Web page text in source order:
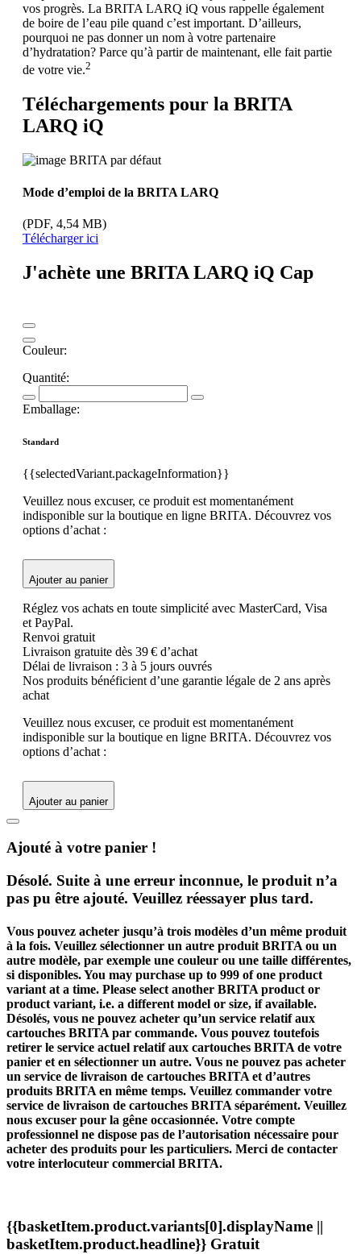
vos progrès. La BRITA LARQ iQ vous rappelle également
de boire de l’eau pile quand c’est important. D’ailleurs,
pourquoi ne pas donner un nom à votre partenaire
d’hydratation? Parce qu’à partir de maintenant, elle fait partie
de votre vie.2
Téléchargements pour la BRITA
LARQ iQ
Mode d’emploi de la BRITA LARQ
(PDF, 4,54 MB)
Télécharger ici
J'achète une BRITA LARQ iQ Cap
Couleur:
Quantité:
Emballage:
Standard
{{selectedVariant.packageInformation}}
Veuillez nous excuser, ce produit est momentanément
indisponible sur la boutique en ligne BRITA. Découvrez vos
options d’achat :
Ajouter au panier
Réglez vos achats en toute simplicité avec MasterCard, Visa
et PayPal.
Renvoi gratuit
Livraison gratuite dès 39 € d’achat
Délai de livraison : 3 à 5 jours ouvrés
Nos produits bénéficient d’une garantie légale de 2 ans après
achat
Veuillez nous excuser, ce produit est momentanément
indisponible sur la boutique en ligne BRITA. Découvrez vos
options d’achat :
Ajouter au panier
Ajouté à votre panier !
Désolé. Suite à une erreur inconnue, le produit n’a
pas pu être ajouté. Veuillez réessayer plus tard.
Vous pouvez acheter jusqu’à trois modèles d’un même produit
à la fois. Veuillez sélectionner un autre produit BRITA ou un
autre modèle, par exemple une couleur ou une taille différentes,
si disponibles.You may purchase up to 999 of one product
variant at a time. Please select another BRITA product or
product variant, i.e. a different model or size, if available.
Désolés, vous ne pouvez acheter qu’un service relatif aux
cartouches BRITA par commande. Vous pouvez toutefois
retirer le service actuel relatif aux cartouches BRITA de votre
panier et en sélectionner un autre. Vous ne pouvez pas acheter
un service de livraison de cartouches BRITA et d’autres
produits BRITA en même temps. Veuillez commander votre
service de livraison de cartouches BRITA séparément. Veuillez
nous excuser pour la gêne occasionnée. Votre compte
professionnel ne dispose pas de l’autorisation nécessaire pour
acheter des produits pour les particuliers. Merci de contacter
votre interlocuteur commercial BRITA.
{{basketItem.product.variants[0].displayName ||
basketItem.product.headline}} Gratuit